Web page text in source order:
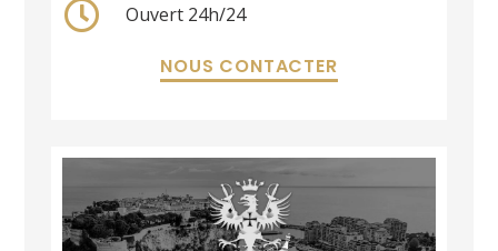
Ouvert 24h/24
NOUS CONTACTER